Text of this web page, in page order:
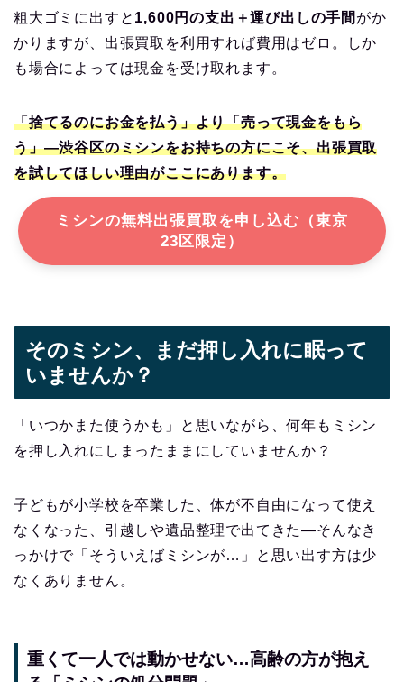
粗大ゴミに出すと 1,600円の支出＋運び出しの手間 がか
かりますが、出張買取を利用すれば費用はゼロ。しか
も場合によっては現金を受け取れます。
「捨てるのにお金を払う」より「売って現金をもら
う」—渋谷区のミシンをお持ちの方にこそ、出張買取
を試してほしい理由がここにあります。
ミシンの無料出張買取を申し込む（東京
23区限定）
そのミシン、まだ押し入れに眠って
いませんか？
「いつかまた使うかも」と思いながら、何年もミシン
を押し入れにしまったままにしていませんか？
子どもが小学校を卒業した、体が不自由になって使え
なくなった、引越しや遺品整理で出てきた—そんなき
っかけで「そういえばミシンが…」と思い出す方は少
なくありません。
重くて一人では動かせない…高齢の方が抱え